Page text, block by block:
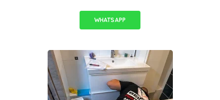
WHATSAPP